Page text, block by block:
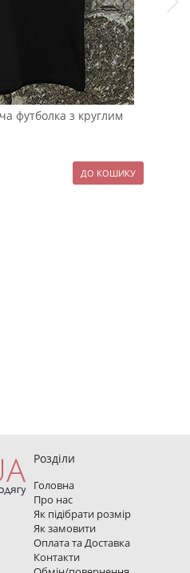
футболка з круглим
Розділи
Головна
Про нас
Як підібрати розмір
Як замовити
Оплата та Доставка
Контакти